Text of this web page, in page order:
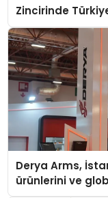
Zincirinde
Derya Arms,
ürünlerini ve